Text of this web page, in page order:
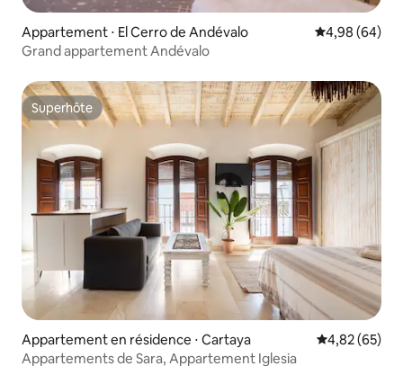
Appartement ⋅ El Cerro de Andévalo Évaluation
4,98 (64)
Grand appartement Andévalo
Superhôte
Superhôte
Appartement en résidence ⋅ Cartaya Évaluation
4,82 (65)
Appartements de Sara, Appartement Iglesia